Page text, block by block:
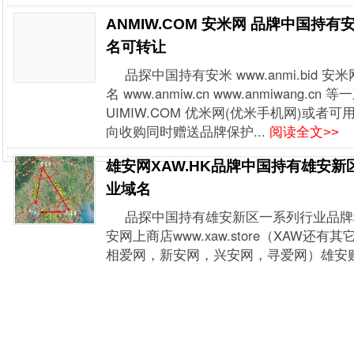
ANMIW.COM 安米网 品牌中国持有
名可转让
品探中国持有安米 www.anmi.bid 安
名 www.anmiw.cn www.anmiwang.cn 等
UIMIW.COM 优米网(优米手机网)或者可
向收购同时赠送品牌保护... 阅读全文>>
雄安网XAW.HK品牌中国持有雄安新
业域名
品探中国持有雄安新区一系列行业品
安网上商店www.xaw.store（XAW还有其
相爱网，新安网，兴安网，寻爱网）雄安